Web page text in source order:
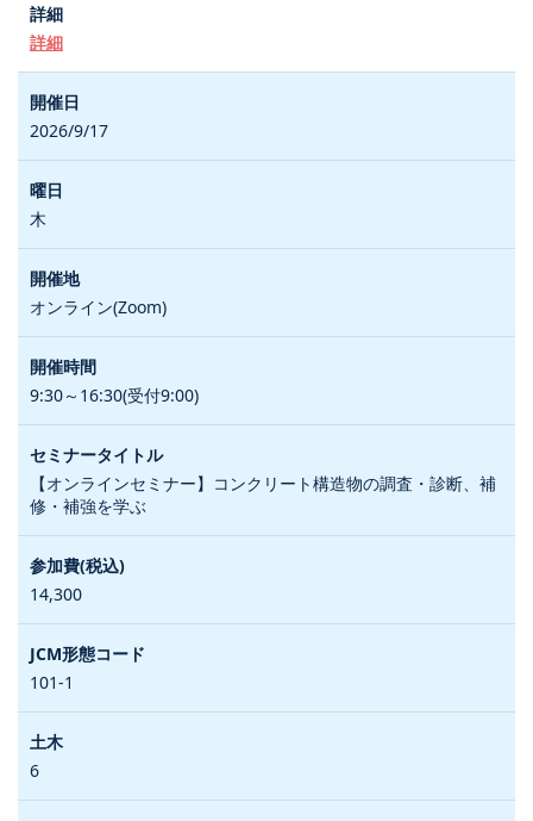
詳細
2026/9/17
木
オンライン(Zoom)
9:30～16:30(受付9:00)
【オンラインセミナー】コンクリート構造物の調査・診断、補
修・補強を学ぶ
14,300
101-1
6